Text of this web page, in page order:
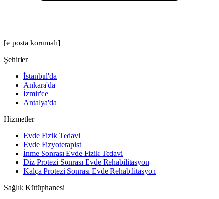
[e-posta korumalı]
Şehirler
İstanbul'da
Ankara'da
İzmir'de
Antalya'da
Hizmetler
Evde Fizik Tedavi
Evde Fizyoterapist
İnme Sonrası Evde Fizik Tedavi
Diz Protezi Sonrası Evde Rehabilitasyon
Kalça Protezi Sonrası Evde Rehabilitasyon
Sağlık Kütüphanesi